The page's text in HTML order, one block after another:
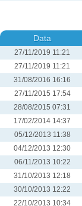
Data
27/11/2019 11:21
27/11/2019 11:21
31/08/2016 16:16
27/11/2015 17:54
28/08/2015 07:31
17/02/2014 14:37
05/12/2013 11:38
04/12/2013 12:30
06/11/2013 10:22
31/10/2013 12:18
30/10/2013 12:22
22/10/2013 10:34